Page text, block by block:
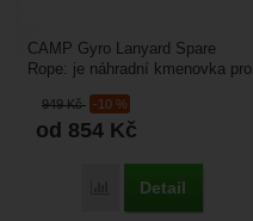
949Kč -10 %
od 854 Kč
Porovnat
Detail
CAMP Gyro Lanyard Spare
Rope: je náhradní kmenovka pro